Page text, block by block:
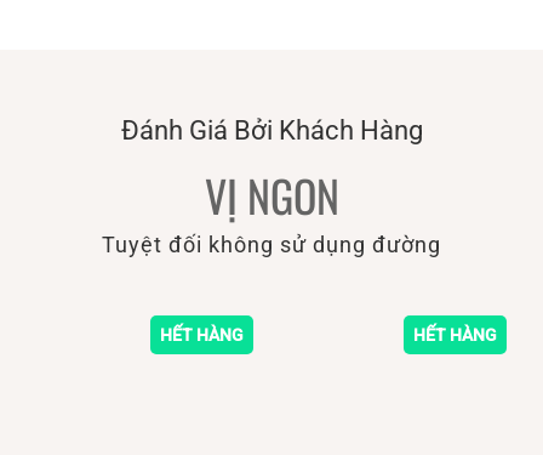
Đánh Giá Bởi Khách Hàng
VỊ NGON
Tuyệt đối không sử dụng đường
HẾT HÀNG HẾT HÀNG